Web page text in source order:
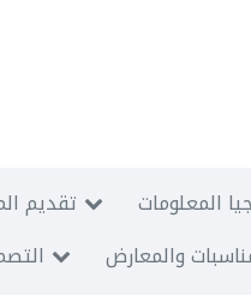
تقديم
المعلومات
والمعارض